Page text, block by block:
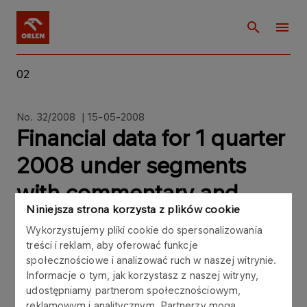
Niniejsza strona korzysta z plików cookie
Wykorzystujemy pliki cookie do spersonalizowania
treści i reklam, aby oferować funkcje
społecznościowe i analizować ruch w naszej witrynie.
Informacje o tym, jak korzystasz z naszej witryny,
udostępniamy partnerom społecznościowym,
02
No. 32/2008 | 15-05-2008
Financial data for 1 quarter
2008 under segments
with commentary and
impact of LIFO valuation of
inventories on that
financial results.